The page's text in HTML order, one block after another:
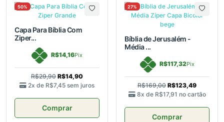
50%
Capa Para Bíblia Com
Ziper...
R$14,16Pix
R$29,90 R$14,90
2x de R$7,45 sem juros
Comprar
27%
Bíblia de Jerusalém -
Média ...
R$117,32Pix
R$169,00 R$123,49
8x de R$17,91 no cartão
Comprar